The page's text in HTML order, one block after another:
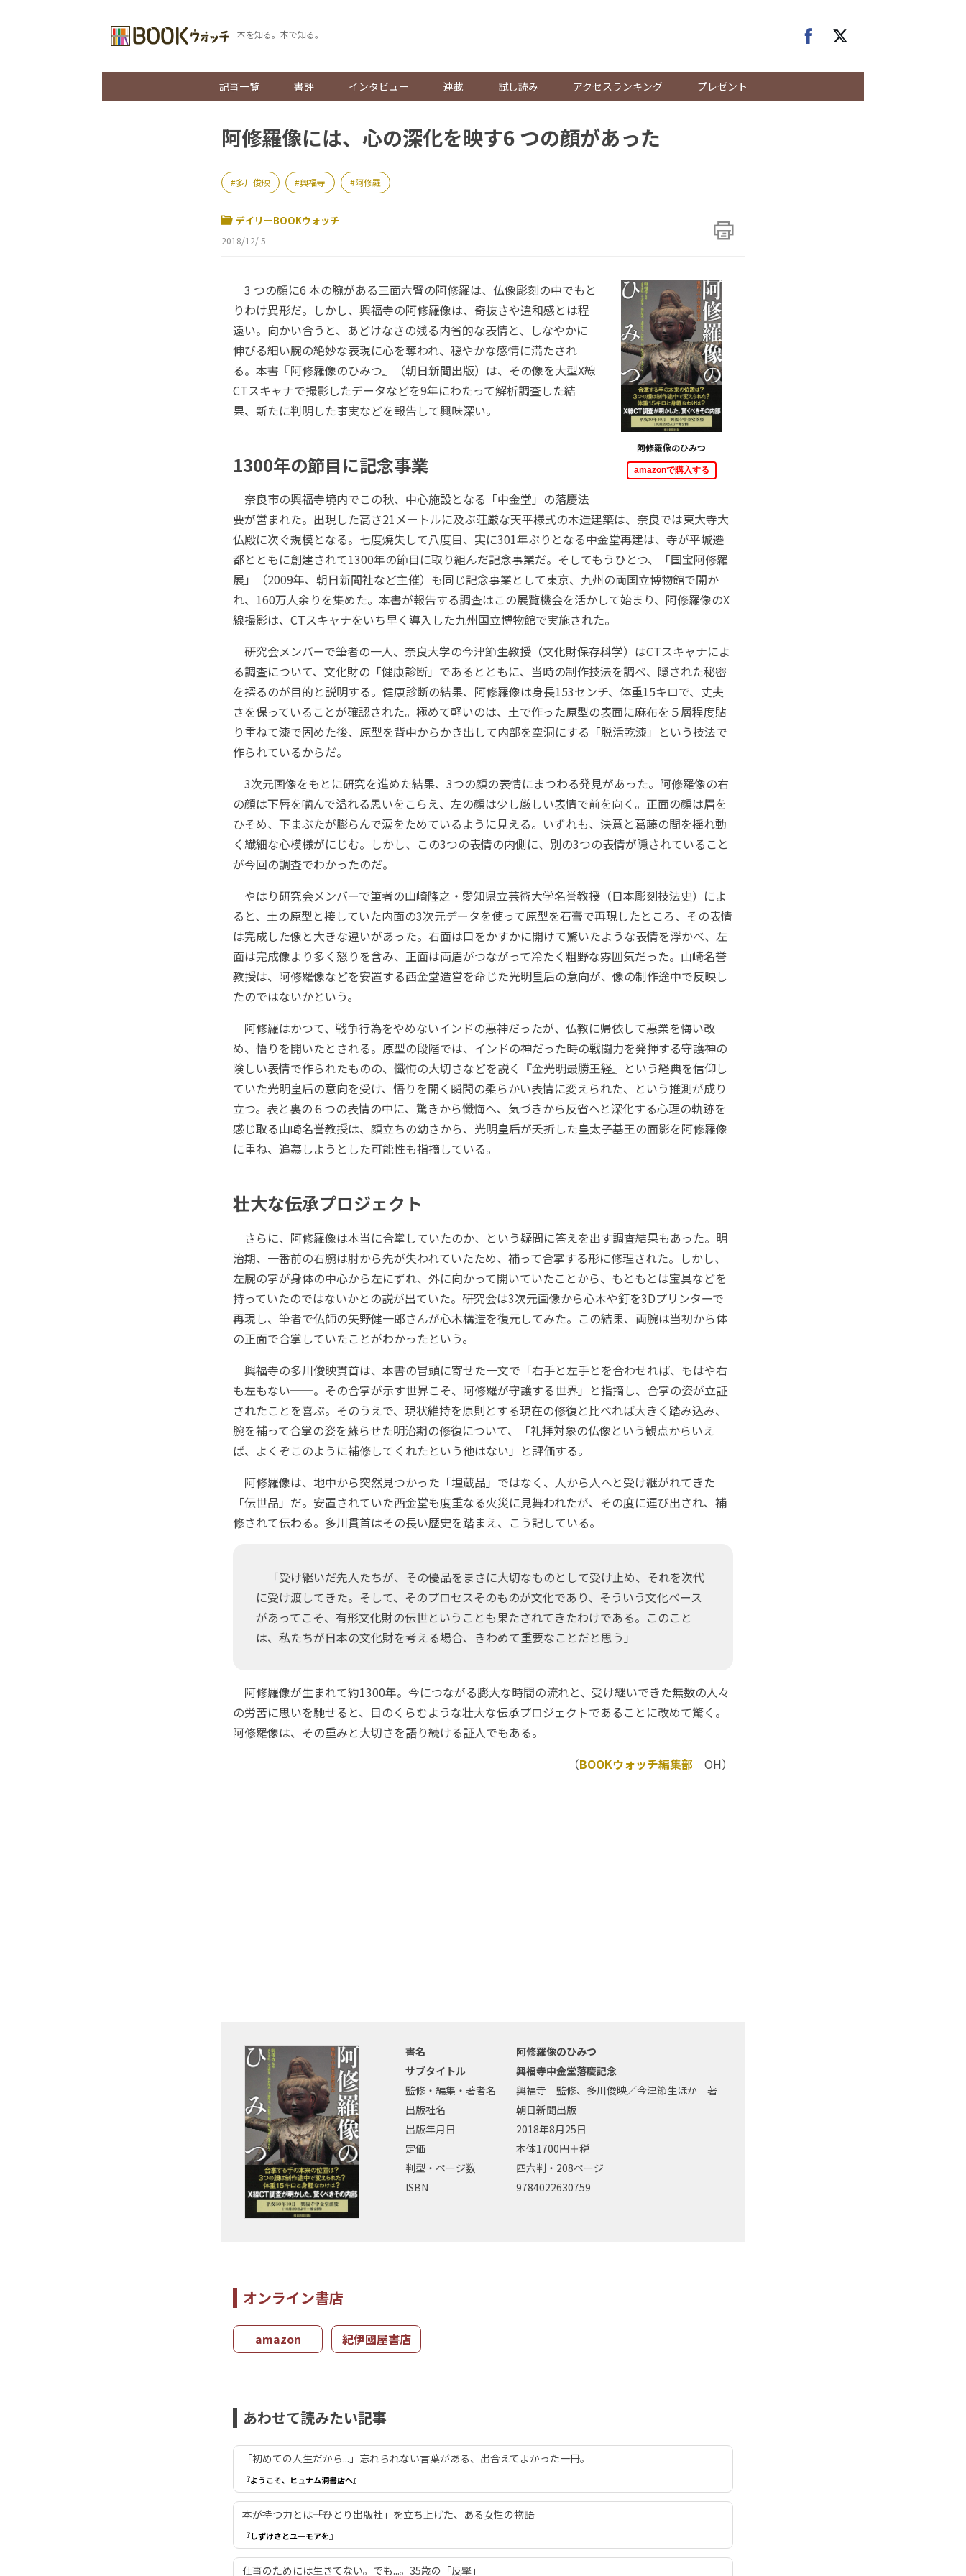
本を知る。本で知る。
記事一覧 書評 インタビュー 連載 試し読み アクセスランキング プレゼント
阿修羅像には、心の深化を映す6 つの顔があった
多川俊映 興福寺 阿修羅
デイリーBOOKウォッチ
2018/12/ 5
阿修羅像のひみつ
amazonで購入する
3 つの顔に6 本の腕がある三面六臂の阿修羅は、仏像彫刻の中でもと
りわけ異形だ。しかし、興福寺の阿修羅像は、奇抜さや違和感とは程
遠い。向かい合うと、あどけなさの残る内省的な表情と、しなやかに
伸びる細い腕の絶妙な表現に心を奪われ、穏やかな感情に満たされ
る。本書『阿修羅像のひみつ』（朝日新聞出版）は、その像を大型X線
CTスキャナで撮影したデータなどを9年にわたって解析調査した結
果、新たに判明した事実などを報告して興味深い。
1300年の節目に記念事業
奈良市の興福寺境内でこの秋、中心施設となる「中金堂」の落慶法
要が営まれた。出現した高さ21メートルに及ぶ荘厳な天平様式の木造建築は、奈良では東大寺大
仏殿に次ぐ規模となる。七度焼失して八度目、実に301年ぶりとなる中金堂再建は、寺が平城遷
都とともに創建されて1300年の節目に取り組んだ記念事業だ。そしてもうひとつ、「国宝阿修羅
展」（2009年、朝日新聞社など主催）も同じ記念事業として東京、九州の両国立博物館で開か
れ、160万人余りを集めた。本書が報告する調査はこの展覧機会を活かして始まり、阿修羅像のX
線撮影は、CTスキャナをいち早く導入した九州国立博物館で実施された。
研究会メンバーで筆者の一人、奈良大学の今津節生教授（文化財保存科学）はCTスキャナによ
る調査について、文化財の「健康診断」であるとともに、当時の制作技法を調べ、隠された秘密
を探るのが目的と説明する。健康診断の結果、阿修羅像は身長153センチ、体重15キロで、丈夫
さを保っていることが確認された。極めて軽いのは、土で作った原型の表面に麻布を５層程度貼
り重ねて漆で固めた後、原型を背中からかき出して内部を空洞にする「脱活乾漆」という技法で
作られているからだ。
3次元画像をもとに研究を進めた結果、3つの顔の表情にまつわる発見があった。阿修羅像の右
の顔は下唇を噛んで溢れる思いをこらえ、左の顔は少し厳しい表情で前を向く。正面の顔は眉を
ひそめ、下まぶたが膨らんで涙をためているように見える。いずれも、決意と葛藤の間を揺れ動
く繊細な心模様がにじむ。しかし、この3つの表情の内側に、別の3つの表情が隠されていること
が今回の調査でわかったのだ。
やはり研究会メンバーで筆者の山崎隆之・愛知県立芸術大学名誉教授（日本彫刻技法史）によ
ると、土の原型と接していた内面の3次元データを使って原型を石膏で再現したところ、その表情
は完成した像と大きな違いがあった。右面は口をかすかに開けて驚いたような表情を浮かべ、左
面は完成像より多く怒りを含み、正面は両眉がつながって冷たく粗野な雰囲気だった。山崎名誉
教授は、阿修羅像などを安置する西金堂造営を命じた光明皇后の意向が、像の制作途中で反映し
たのではないかという。
阿修羅はかつて、戦争行為をやめないインドの悪神だったが、仏教に帰依して悪業を悔い改
め、悟りを開いたとされる。原型の段階では、インドの神だった時の戦闘力を発揮する守護神の
険しい表情で作られたものの、懺悔の大切さなどを説く『金光明最勝王経』という経典を信仰し
ていた光明皇后の意向を受け、悟りを開く瞬間の柔らかい表情に変えられた、という推測が成り
立つ。表と裏の６つの表情の中に、驚きから懺悔へ、気づきから反省へと深化する心理の軌跡を
感じ取る山崎名誉教授は、顔立ちの幼さから、光明皇后が夭折した皇太子基王の面影を阿修羅像
に重ね、追慕しようとした可能性も指摘している。
壮大な伝承プロジェクト
さらに、阿修羅像は本当に合掌していたのか、という疑問に答えを出す調査結果もあった。明
治期、一番前の右腕は肘から先が失われていたため、補って合掌する形に修理された。しかし、
左腕の掌が身体の中心から左にずれ、外に向かって開いていたことから、もともとは宝具などを
持っていたのではないかとの説が出ていた。研究会は3次元画像から心木や釘を3Dプリンターで
再現し、筆者で仏師の矢野健一郎さんが心木構造を復元してみた。この結果、両腕は当初から体
の正面で合掌していたことがわかったという。
興福寺の多川俊映貫首は、本書の冒頭に寄せた一文で「右手と左手とを合わせれば、もはや右
も左もない──。その合掌が示す世界こそ、阿修羅が守護する世界」と指摘し、合掌の姿が立証
されたことを喜ぶ。そのうえで、現状維持を原則とする現在の修復と比べれば大きく踏み込み、
腕を補って合掌の姿を蘇らせた明治期の修復について、「礼拝対象の仏像という観点からいえ
ば、よくぞこのように補修してくれたという他はない」と評価する。
阿修羅像は、地中から突然見つかった「埋蔵品」ではなく、人から人へと受け継がれてきた
「伝世品」だ。安置されていた西金堂も度重なる火災に見舞われたが、その度に運び出され、補
修されて伝わる。多川貫首はその長い歴史を踏まえ、こう記している。
「受け継いだ先人たちが、その優品をまさに大切なものとして受け止め、それを次代
に受け渡してきた。そして、そのプロセスそのものが文化であり、そういう文化ベース
があってこそ、有形文化財の伝世ということも果たされてきたわけである。このこと
は、私たちが日本の文化財を考える場合、きわめて重要なことだと思う」
阿修羅像が生まれて約1300年。今につながる膨大な時間の流れと、受け継いできた無数の人々
の労苦に思いを馳せると、目のくらむような壮大な伝承プロジェクトであることに改めて驚く。
阿修羅像は、その重みと大切さを語り続ける証人でもある。
（BOOKウォッチ編集部 OH）
書名
阿修羅像のひみつ
サブタイトル
興福寺中金堂落慶記念
監修・編集・著者名
興福寺 監修、多川俊映／今津節生ほか 著
出版社名
朝日新聞出版
出版年月日
2018年8月25日
定価
本体1700円＋税
判型・ページ数
四六判・208ページ
ISBN
9784022630759
オンライン書店
amazon 紀伊國屋書店
あわせて読みたい記事
「初めての人生だから...」忘れられない言葉がある、出合えてよかった一冊。
『ようこそ、ヒュナム洞書店へ』
本が持つ力とは――「ひとり出版社」を立ち上げた、ある女性の物語
『しずけさとユーモアを』
仕事のためには生きてない。でも...。35歳の「反撃」